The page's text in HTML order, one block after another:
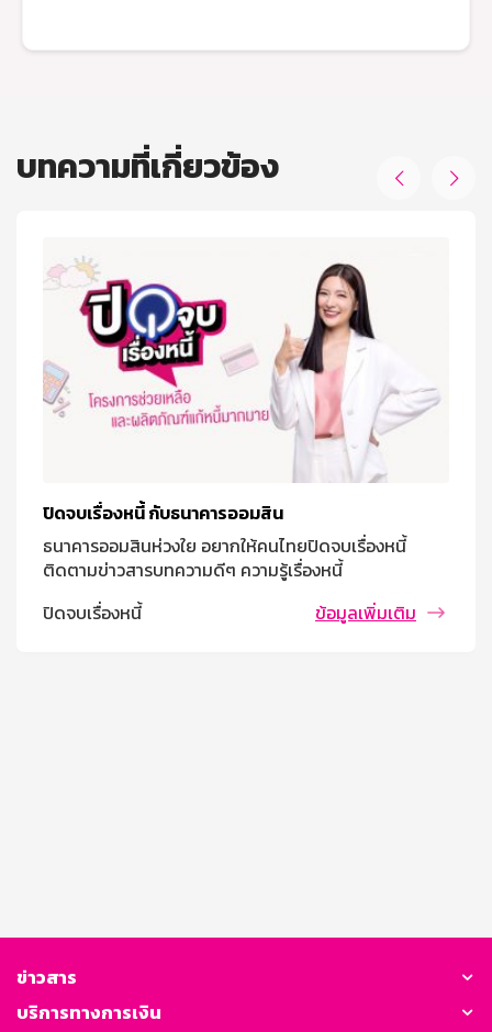
บทความที่เกี่ยวข้อง
ปิดจบเรื่องหนี้ กับธนาคารออมสิน
ธนาคารออมสินห่วงใย อยากให้คนไทยปิดจบเรื่องหนี้
ติดตามข่าวสารบทความดีๆ ความรู้เรื่องหนี้
ปิดจบเรื่องหนี้
ข้อมูลเพิ่มเติม
 
ข่าวสาร
บริการทางการเงิน